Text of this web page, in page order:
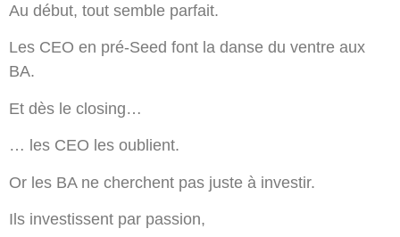
Au début, tout semble parfait.
Les CEO en pré-Seed font la danse du ventre aux
BA.
Et dès le closing…
… les CEO les oublient.
Or les BA ne cherchent pas juste à investir.
Ils investissent par passion,